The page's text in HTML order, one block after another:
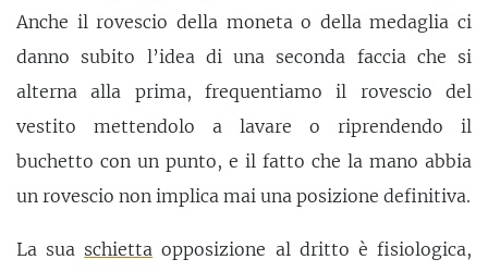
Anche il rovescio della moneta o della medaglia ci
danno subito l’idea di una seconda faccia che si
alterna alla prima, frequentiamo il rovescio del
vestito mettendolo a lavare o riprendendo il
buchetto con un punto, e il fatto che la mano abbia
un rovescio non implica mai una posizione definitiva.
La sua schietta opposizione al dritto è fisiologica,